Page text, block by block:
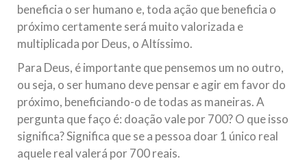
beneficia o ser humano e, toda ação que beneficia o
próximo certamente será muito valorizada e
multiplicada por Deus, o Altíssimo.
Para Deus, é importante que pensemos um no outro,
ou seja, o ser humano deve pensar e agir em favor do
próximo, beneficiando-o de todas as maneiras. A
pergunta que faço é: doação vale por 700? O que isso
significa? Significa que se a pessoa doar 1 único real
aquele real valerá por 700 reais.